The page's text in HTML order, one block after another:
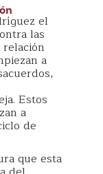
el
las
a
Estos
a
de
que esta